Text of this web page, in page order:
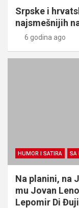
Srpske i
najsmešnijih
6 godina ago
HUMOR I SATIRA SA
Na planini, na
mu Jovan
Lepomir Di